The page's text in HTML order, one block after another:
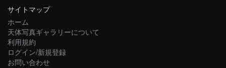
サイトマップ
ホーム
天体写真ギャラリーについて
利用規約
ログイン/新規登録
お問い合わせ